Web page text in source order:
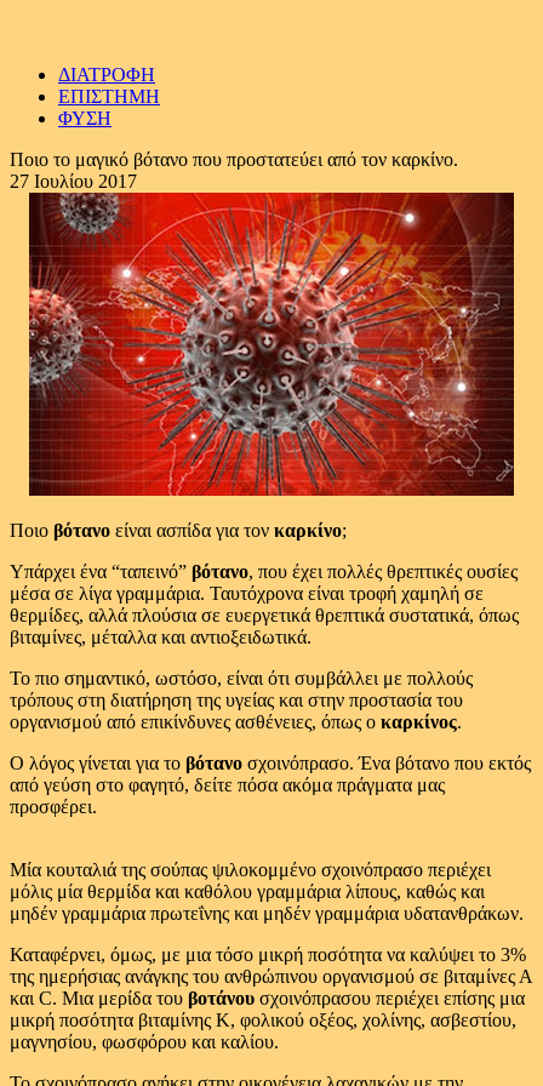
ΔΙΑΤΡΟΦΗ
ΕΠΙΣΤΗΜΗ
ΦΥΣΗ
Ποιο το μαγικό βότανο που προστατεύει από τον καρκίνο.
27 Ιουλίου 2017
Ποιο βότανο είναι ασπίδα για τον καρκίνο;
Υπάρχει ένα “ταπεινό” βότανο, που έχει πολλές θρεπτικές ουσίες
μέσα σε λίγα γραμμάρια. Ταυτόχρονα είναι τροφή χαμηλή σε
θερμίδες, αλλά πλούσια σε ευεργετικά θρεπτικά συστατικά, όπως
βιταμίνες, μέταλλα και αντιοξειδωτικά.
Το πιο σημαντικό, ωστόσο, είναι ότι συμβάλλει με πολλούς
τρόπους στη διατήρηση της υγείας και στην προστασία του
οργανισμού από επικίνδυνες ασθένειες, όπως ο καρκίνος.
Ο λόγος γίνεται για το βότανο σχοινόπρασο. Ένα βότανο που εκτός
από γεύση στο φαγητό, δείτε πόσα ακόμα πράγματα μας
προσφέρει.
Μία κουταλιά της σούπας ψιλοκομμένο σχοινόπρασο περιέχει
μόλις μία θερμίδα και καθόλου γραμμάρια λίπους, καθώς και
μηδέν γραμμάρια πρωτεΐνης και μηδέν γραμμάρια υδατανθράκων.
Καταφέρνει, όμως, με μια τόσο μικρή ποσότητα να καλύψει το 3%
της ημερήσιας ανάγκης του ανθρώπινου οργανισμού σε βιταμίνες Α
και C. Μια μερίδα του βοτάνου σχοινόπρασου περιέχει επίσης μια
μικρή ποσότητα βιταμίνης Κ, φολικού οξέος, χολίνης, ασβεστίου,
μαγνησίου, φωσφόρου και καλίου.